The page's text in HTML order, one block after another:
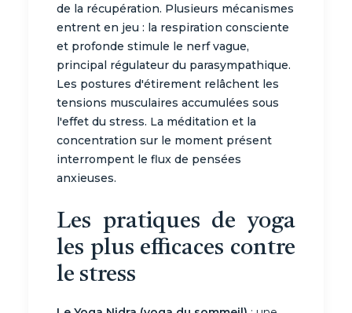
de la récupération. Plusieurs mécanismes
entrent en jeu : la respiration consciente
et profonde stimule le nerf vague,
principal régulateur du parasympathique.
Les postures d'étirement relâchent les
tensions musculaires accumulées sous
l'effet du stress. La méditation et la
concentration sur le moment présent
interrompent le flux de pensées
anxieuses.
Les pratiques de yoga
les plus efficaces contre
le stress